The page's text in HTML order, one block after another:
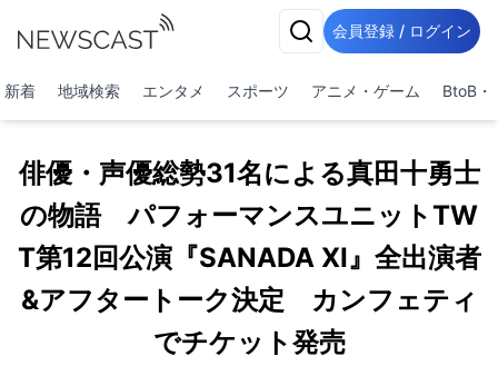
会員登録 / ログイン
新着 地域検索 エンタメ スポーツ アニメ・ゲーム BtoB・
俳優・声優総勢31名による真田十勇士
の物語 パフォーマンスユニットTW
T第12回公演『SANADA XI』全出演者
&アフタートーク決定 カンフェティ
でチケット発売